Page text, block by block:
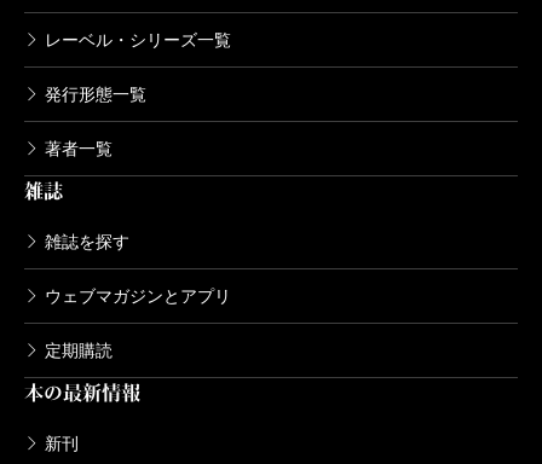
レーベル・シリーズ一覧
発行形態一覧
著者一覧
雑誌
雑誌を探す
ウェブマガジンとアプリ
定期購読
本の最新情報
新刊